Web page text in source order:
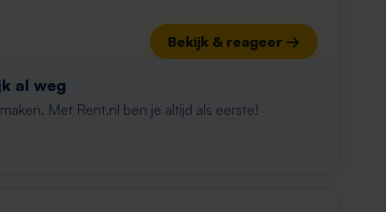
Bekijk & reageer →
al weg
Met Rent.nl ben je altijd als eerste!